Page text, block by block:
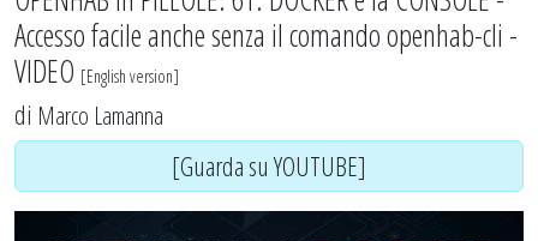
Accesso facile anche senza il comando openhab-cli -
VIDEO [English version]
di Marco Lamanna
[Guarda su YOUTUBE]